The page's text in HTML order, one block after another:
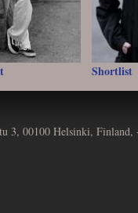
Shortlist
3, 00100 Helsinki,